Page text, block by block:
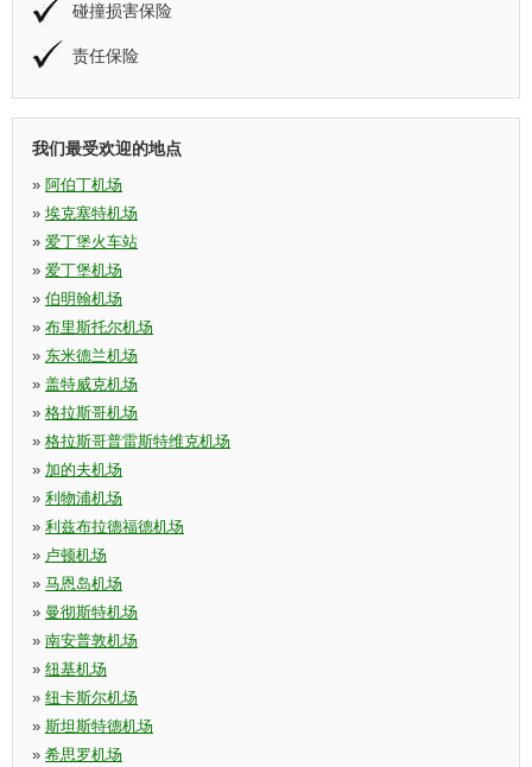
碰撞损害保险
责任保险
我们最受欢迎的地点
» 阿伯丁机场
» 埃克塞特机场
» 爱丁堡火车站
» 爱丁堡机场
» 伯明翰机场
» 布里斯托尔机场
» 东米德兰机场
» 盖特威克机场
» 格拉斯哥机场
» 格拉斯哥普雷斯特维克机场
» 加的夫机场
» 利物浦机场
» 利兹布拉德福德机场
» 卢顿机场
» 马恩岛机场
» 曼彻斯特机场
» 南安普敦机场
» 纽基机场
» 纽卡斯尔机场
» 斯坦斯特德机场
» 希思罗机场